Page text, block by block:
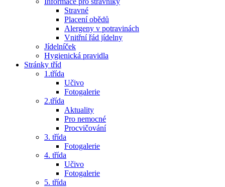
Stravné
Placení obědů
Alergeny v potravinách
Vnitřní řád jídelny
Jídelníček
Hygienická pravidla
Stránky tříd
1.třída
Učivo
Fotogalerie
2.třída
Aktuality
Pro nemocné
Procvičování
3. třída
Fotogalerie
4. třída
Učivo
Fotogalerie
5. třída